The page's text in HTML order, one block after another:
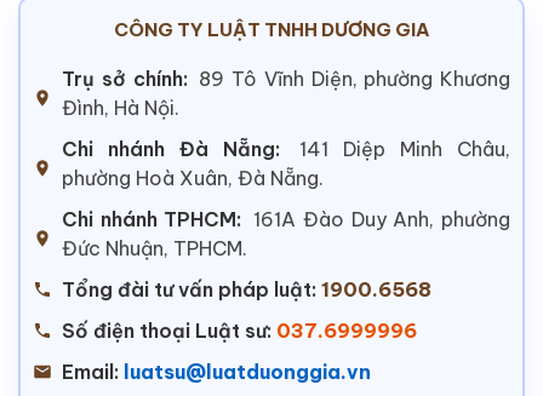
CÔNG TY LUẬT TNHH DƯƠNG GIA
Trụ sở chính: 89 Tô Vĩnh Diện, phường Khương
Đình, Hà Nội.
Chi nhánh Đà Nẵng:
141 Diệp Minh Châu,
phường Hoà Xuân, Đà Nẵng.
Chi nhánh TPHCM: 161A Đào Duy Anh, phường
Đức Nhuận, TPHCM.
Tổng đài tư vấn pháp luật: 1900.6568
Số điện thoại Luật sư: 037.6999996
Email: luatsu@luatduonggia.vn